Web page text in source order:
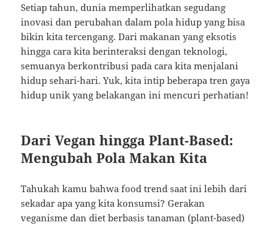
Setiap tahun, dunia memperlihatkan segudang
inovasi dan perubahan dalam pola hidup yang bisa
bikin kita tercengang. Dari makanan yang eksotis
hingga cara kita berinteraksi dengan teknologi,
semuanya berkontribusi pada cara kita menjalani
hidup sehari-hari. Yuk, kita intip beberapa tren gaya
hidup unik yang belakangan ini mencuri perhatian!
Dari Vegan hingga Plant-Based:
Mengubah Pola Makan Kita
Tahukah kamu bahwa food trend saat ini lebih dari
sekadar apa yang kita konsumsi? Gerakan
veganisme dan diet berbasis tanaman (plant-based)